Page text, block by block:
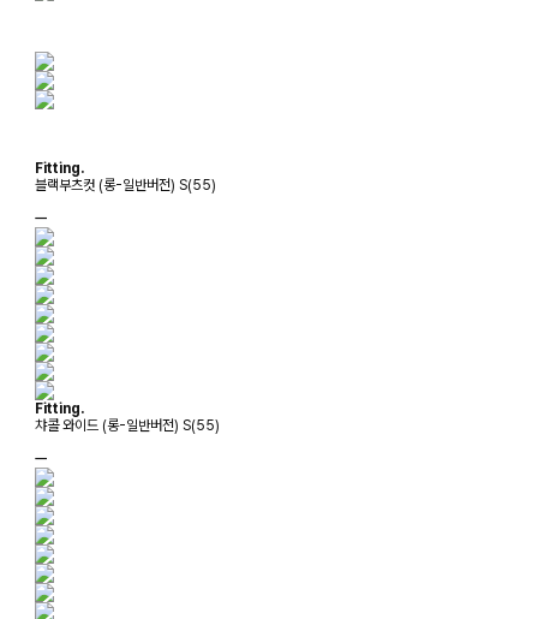
Fitting.
블랙부츠컷 (롱-일반버전) S(55)
ㅡ
Fitting.
챠콜 와이드 (롱-일반버전) S(55)
ㅡ